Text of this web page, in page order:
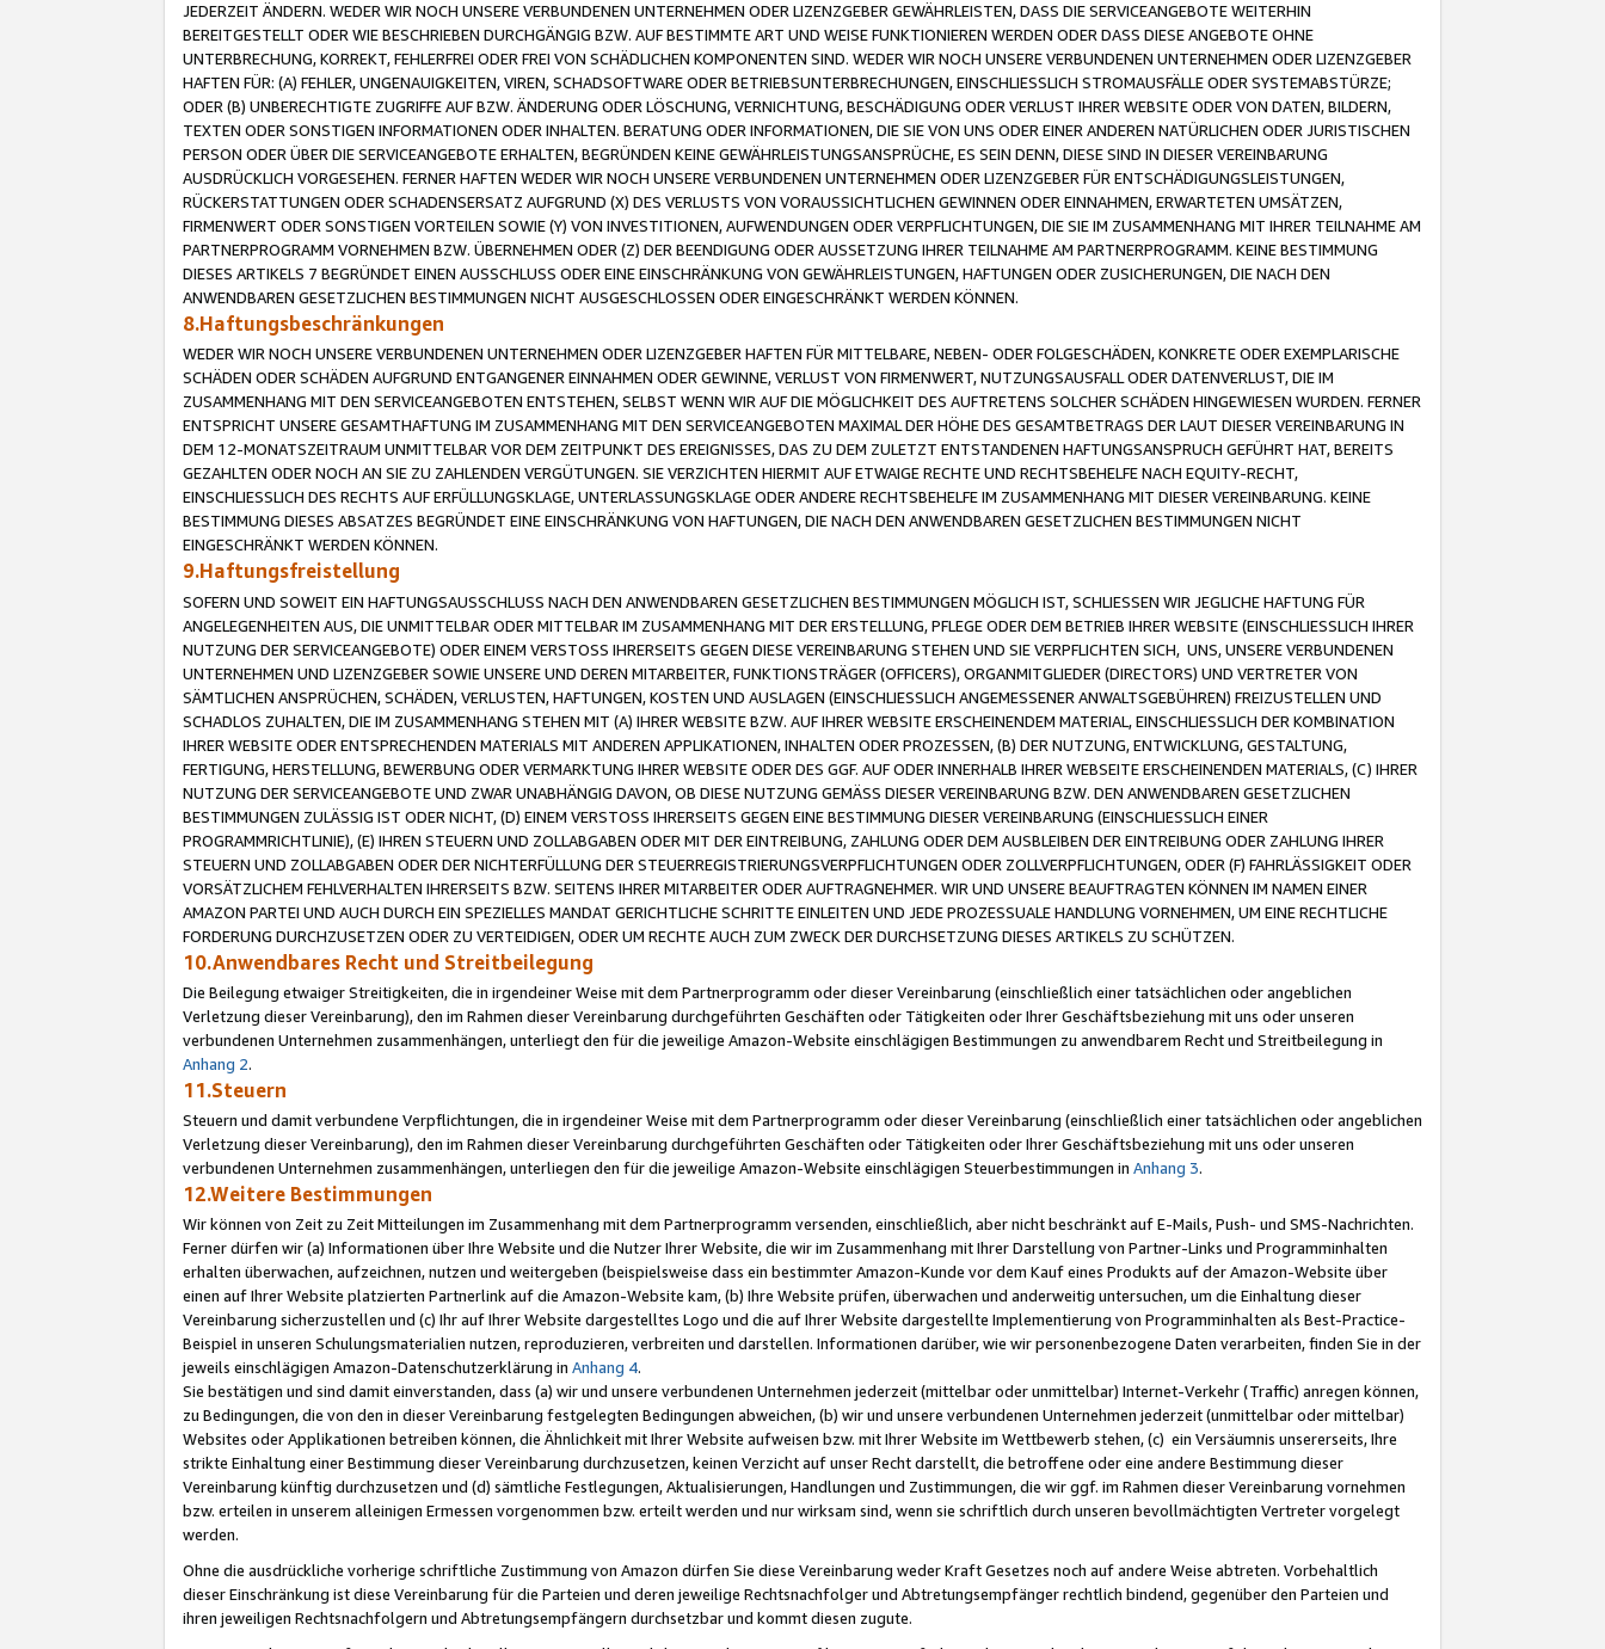
JEDERZEIT ÄNDERN. WEDER WIR NOCH UNSERE VERBUNDENEN UNTERNEHMEN ODER LIZENZGEBER GEWÄHRLEISTEN, DASS DIE SERVICEANGEBOTE WEITERHIN
BEREITGESTELLT ODER WIE BESCHRIEBEN DURCHGÄNGIG BZW. AUF BESTIMMTE ART UND WEISE FUNKTIONIEREN WERDEN ODER DASS DIESE ANGEBOTE OHNE
UNTERBRECHUNG, KORREKT, FEHLERFREI ODER FREI VON SCHÄDLICHEN KOMPONENTEN SIND. WEDER WIR NOCH UNSERE VERBUNDENEN UNTERNEHMEN ODER LIZENZGEBER
HAFTEN FÜR: (A) FEHLER, UNGENAUIGKEITEN, VIREN, SCHADSOFTWARE ODER BETRIEBSUNTERBRECHUNGEN, EINSCHLIESSLICH STROMAUSFÄLLE ODER SYSTEMABSTÜRZE;
ODER (B) UNBERECHTIGTE ZUGRIFFE AUF BZW. ÄNDERUNG ODER LÖSCHUNG, VERNICHTUNG, BESCHÄDIGUNG ODER VERLUST IHRER WEBSITE ODER VON DATEN, BILDERN,
TEXTEN ODER SONSTIGEN INFORMATIONEN ODER INHALTEN. BERATUNG ODER INFORMATIONEN, DIE SIE VON UNS ODER EINER ANDEREN NATÜRLICHEN ODER JURISTISCHEN
PERSON ODER ÜBER DIE SERVICEANGEBOTE ERHALTEN, BEGRÜNDEN KEINE GEWÄHRLEISTUNGSANSPRÜCHE, ES SEIN DENN, DIESE SIND IN DIESER VEREINBARUNG
AUSDRÜCKLICH VORGESEHEN. FERNER HAFTEN WEDER WIR NOCH UNSERE VERBUNDENEN UNTERNEHMEN ODER LIZENZGEBER FÜR ENTSCHÄDIGUNGSLEISTUNGEN,
RÜCKERSTATTUNGEN ODER SCHADENSERSATZ AUFGRUND (X) DES VERLUSTS VON VORAUSSICHTLICHEN GEWINNEN ODER EINNAHMEN, ERWARTETEN UMSÄTZEN,
FIRMENWERT ODER SONSTIGEN VORTEILEN SOWIE (Y) VON INVESTITIONEN, AUFWENDUNGEN ODER VERPFLICHTUNGEN, DIE SIE IM ZUSAMMENHANG MIT IHRER TEILNAHME AM
PARTNERPROGRAMM VORNEHMEN BZW. ÜBERNEHMEN ODER (Z) DER BEENDIGUNG ODER AUSSETZUNG IHRER TEILNAHME AM PARTNERPROGRAMM. KEINE BESTIMMUNG
DIESES ARTIKELS 7 BEGRÜNDET EINEN AUSSCHLUSS ODER EINE EINSCHRÄNKUNG VON GEWÄHRLEISTUNGEN, HAFTUNGEN ODER ZUSICHERUNGEN, DIE NACH DEN
ANWENDBAREN GESETZLICHEN BESTIMMUNGEN NICHT AUSGESCHLOSSEN ODER EINGESCHRÄNKT WERDEN KÖNNEN.
8.Haftungsbeschränkungen
WEDER WIR NOCH UNSERE VERBUNDENEN UNTERNEHMEN ODER LIZENZGEBER HAFTEN FÜR MITTELBARE, NEBEN- ODER FOLGESCHÄDEN, KONKRETE ODER EXEMPLARISCHE
SCHÄDEN ODER SCHÄDEN AUFGRUND ENTGANGENER EINNAHMEN ODER GEWINNE, VERLUST VON FIRMENWERT, NUTZUNGSAUSFALL ODER DATENVERLUST, DIE IM
ZUSAMMENHANG MIT DEN SERVICEANGEBOTEN ENTSTEHEN, SELBST WENN WIR AUF DIE MÖGLICHKEIT DES AUFTRETENS SOLCHER SCHÄDEN HINGEWIESEN WURDEN. FERNER
ENTSPRICHT UNSERE GESAMTHAFTUNG IM ZUSAMMENHANG MIT DEN SERVICEANGEBOTEN MAXIMAL DER HÖHE DES GESAMTBETRAGS DER LAUT DIESER VEREINBARUNG IN
DEM 12-MONATSZEITRAUM UNMITTELBAR VOR DEM ZEITPUNKT DES EREIGNISSES, DAS ZU DEM ZULETZT ENTSTANDENEN HAFTUNGSANSPRUCH GEFÜHRT HAT, BEREITS
GEZAHLTEN ODER NOCH AN SIE ZU ZAHLENDEN VERGÜTUNGEN. SIE VERZICHTEN HIERMIT AUF ETWAIGE RECHTE UND RECHTSBEHELFE NACH EQUITY-RECHT,
EINSCHLIESSLICH DES RECHTS AUF ERFÜLLUNGSKLAGE, UNTERLASSUNGSKLAGE ODER ANDERE RECHTSBEHELFE IM ZUSAMMENHANG MIT DIESER VEREINBARUNG. KEINE
BESTIMMUNG DIESES ABSATZES BEGRÜNDET EINE EINSCHRÄNKUNG VON HAFTUNGEN, DIE NACH DEN ANWENDBAREN GESETZLICHEN BESTIMMUNGEN NICHT
EINGESCHRÄNKT WERDEN KÖNNEN.
9.Haftungsfreistellung
SOFERN UND SOWEIT EIN HAFTUNGSAUSSCHLUSS NACH DEN ANWENDBAREN GESETZLICHEN BESTIMMUNGEN MÖGLICH IST, SCHLIESSEN WIR JEGLICHE HAFTUNG FÜR
ANGELEGENHEITEN AUS, DIE UNMITTELBAR ODER MITTELBAR IM ZUSAMMENHANG MIT DER ERSTELLUNG, PFLEGE ODER DEM BETRIEB IHRER WEBSITE (EINSCHLIESSLICH IHRER
NUTZUNG DER SERVICEANGEBOTE) ODER EINEM VERSTOSS IHRERSEITS GEGEN DIESE VEREINBARUNG STEHEN UND SIE VERPFLICHTEN SICH, UNS, UNSERE VERBUNDENEN
UNTERNEHMEN UND LIZENZGEBER SOWIE UNSERE UND DEREN MITARBEITER, FUNKTIONSTRÄGER (OFFICERS), ORGANMITGLIEDER (DIRECTORS) UND VERTRETER VON
SÄMTLICHEN ANSPRÜCHEN, SCHÄDEN, VERLUSTEN, HAFTUNGEN, KOSTEN UND AUSLAGEN (EINSCHLIESSLICH ANGEMESSENER ANWALTSGEBÜHREN) FREIZUSTELLEN UND
SCHADLOS ZUHALTEN, DIE IM ZUSAMMENHANG STEHEN MIT (A) IHRER WEBSITE BZW. AUF IHRER WEBSITE ERSCHEINENDEM MATERIAL, EINSCHLIESSLICH DER KOMBINATION
IHRER WEBSITE ODER ENTSPRECHENDEN MATERIALS MIT ANDEREN APPLIKATIONEN, INHALTEN ODER PROZESSEN, (B) DER NUTZUNG, ENTWICKLUNG, GESTALTUNG,
FERTIGUNG, HERSTELLUNG, BEWERBUNG ODER VERMARKTUNG IHRER WEBSITE ODER DES GGF. AUF ODER INNERHALB IHRER WEBSEITE ERSCHEINENDEN MATERIALS, (C) IHRER
NUTZUNG DER SERVICEANGEBOTE UND ZWAR UNABHÄNGIG DAVON, OB DIESE NUTZUNG GEMÄSS DIESER VEREINBARUNG BZW. DEN ANWENDBAREN GESETZLICHEN
BESTIMMUNGEN ZULÄSSIG IST ODER NICHT, (D) EINEM VERSTOSS IHRERSEITS GEGEN EINE BESTIMMUNG DIESER VEREINBARUNG (EINSCHLIESSLICH EINER
PROGRAMMRICHTLINIE), (E) IHREN STEUERN UND ZOLLABGABEN ODER MIT DER EINTREIBUNG, ZAHLUNG ODER DEM AUSBLEIBEN DER EINTREIBUNG ODER ZAHLUNG IHRER
STEUERN UND ZOLLABGABEN ODER DER NICHTERFÜLLUNG DER STEUERREGISTRIERUNGSVERPFLICHTUNGEN ODER ZOLLVERPFLICHTUNGEN, ODER (F) FAHRLÄSSIGKEIT ODER
VORSÄTZLICHEM FEHLVERHALTEN IHRERSEITS BZW. SEITENS IHRER MITARBEITER ODER AUFTRAGNEHMER. WIR UND UNSERE BEAUFTRAGTEN KÖNNEN IM NAMEN EINER
AMAZON PARTEI UND AUCH DURCH EIN SPEZIELLES MANDAT GERICHTLICHE SCHRITTE EINLEITEN UND JEDE PROZESSUALE HANDLUNG VORNEHMEN, UM EINE RECHTLICHE
FORDERUNG DURCHZUSETZEN ODER ZU VERTEIDIGEN, ODER UM RECHTE AUCH ZUM ZWECK DER DURCHSETZUNG DIESES ARTIKELS ZU SCHÜTZEN.
10.Anwendbares Recht und Streitbeilegung
Die Beilegung etwaiger Streitigkeiten, die in irgendeiner Weise mit dem Partnerprogramm oder dieser Vereinbarung (einschließlich einer tatsächlichen oder angeblichen
Verletzung dieser Vereinbarung), den im Rahmen dieser Vereinbarung durchgeführten Geschäften oder Tätigkeiten oder Ihrer Geschäftsbeziehung mit uns oder unseren
verbundenen Unternehmen zusammenhängen, unterliegt den für die jeweilige Amazon-Website einschlägigen Bestimmungen zu anwendbarem Recht und Streitbeilegung in
Anhang 2.
11.Steuern
Steuern und damit verbundene Verpflichtungen, die in irgendeiner Weise mit dem Partnerprogramm oder dieser Vereinbarung (einschließlich einer tatsächlichen oder angeblichen
Verletzung dieser Vereinbarung), den im Rahmen dieser Vereinbarung durchgeführten Geschäften oder Tätigkeiten oder Ihrer Geschäftsbeziehung mit uns oder unseren
verbundenen Unternehmen zusammenhängen, unterliegen den für die jeweilige Amazon-Website einschlägigen Steuerbestimmungen in Anhang 3.
12.Weitere Bestimmungen
Wir können von Zeit zu Zeit Mitteilungen im Zusammenhang mit dem Partnerprogramm versenden, einschließlich, aber nicht beschränkt auf E-Mails, Push- und SMS-Nachrichten.
Ferner dürfen wir (a) Informationen über Ihre Website und die Nutzer Ihrer Website, die wir im Zusammenhang mit Ihrer Darstellung von Partner-Links und Programminhalten
erhalten überwachen, aufzeichnen, nutzen und weitergeben (beispielsweise dass ein bestimmter Amazon-Kunde vor dem Kauf eines Produkts auf der Amazon-Website über
einen auf Ihrer Website platzierten Partnerlink auf die Amazon-Website kam, (b) Ihre Website prüfen, überwachen und anderweitig untersuchen, um die Einhaltung dieser
Vereinbarung sicherzustellen und (c) Ihr auf Ihrer Website dargestelltes Logo und die auf Ihrer Website dargestellte Implementierung von Programminhalten als Best-Practice-
Beispiel in unseren Schulungsmaterialien nutzen, reproduzieren, verbreiten und darstellen. Informationen darüber, wie wir personenbezogene Daten verarbeiten, finden Sie in der
jeweils einschlägigen Amazon-Datenschutzerklärung in Anhang 4.
Sie bestätigen und sind damit einverstanden, dass (a) wir und unsere verbundenen Unternehmen jederzeit (mittelbar oder unmittelbar) Internet-Verkehr (Traffic) anregen können,
zu Bedingungen, die von den in dieser Vereinbarung festgelegten Bedingungen abweichen, (b) wir und unsere verbundenen Unternehmen jederzeit (unmittelbar oder mittelbar)
Websites oder Applikationen betreiben können, die Ähnlichkeit mit Ihrer Website aufweisen bzw. mit Ihrer Website im Wettbewerb stehen, (c) ein Versäumnis unsererseits, Ihre
strikte Einhaltung einer Bestimmung dieser Vereinbarung durchzusetzen, keinen Verzicht auf unser Recht darstellt, die betroffene oder eine andere Bestimmung dieser
Vereinbarung künftig durchzusetzen und (d) sämtliche Festlegungen, Aktualisierungen, Handlungen und Zustimmungen, die wir ggf. im Rahmen dieser Vereinbarung vornehmen
bzw. erteilen in unserem alleinigen Ermessen vorgenommen bzw. erteilt werden und nur wirksam sind, wenn sie schriftlich durch unseren bevollmächtigten Vertreter vorgelegt
werden.
Ohne die ausdrückliche vorherige schriftliche Zustimmung von Amazon dürfen Sie diese Vereinbarung weder Kraft Gesetzes noch auf andere Weise abtreten. Vorbehaltlich
dieser Einschränkung ist diese Vereinbarung für die Parteien und deren jeweilige Rechtsnachfolger und Abtretungsempfänger rechtlich bindend, gegenüber den Parteien und
ihren jeweiligen Rechtsnachfolgern und Abtretungsempfängern durchsetzbar und kommt diesen zugute.